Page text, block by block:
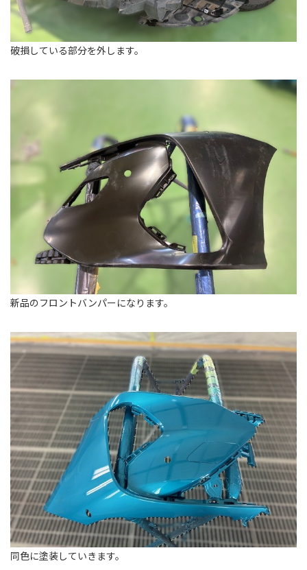
破損している部分を外します。
新品のフロントバンパーになります。
同色に塗装していきます。